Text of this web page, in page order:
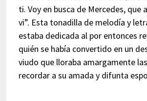
ti. Voy en busca de Mercedes, que
vi”. Esta tonadilla de melodía y
estaba dedicada al por entonces
quién se había convertido en un
viudo que lloraba amargamente
recordar a su amada y difunta